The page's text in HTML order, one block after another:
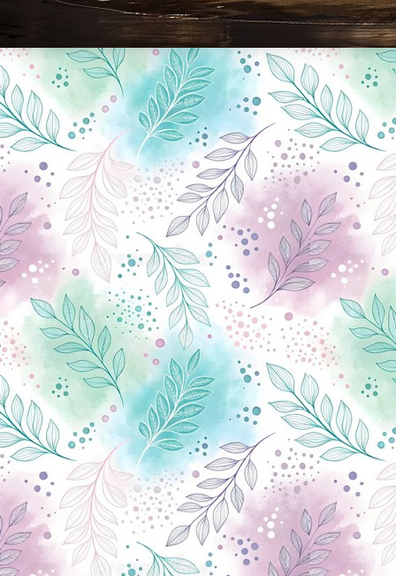
Новини Чернігова, Чернігівські новини, Чернігівський формат, новини Чернігова, події в Чернігові: політика, економіка, аналітика, культура, відеоновини, екологія, спортивний Чернігів, туризм, Чернігів